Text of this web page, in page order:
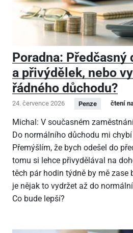
Poradna: Předčasný
a přivýdělek, nebo
řádného důchodu?
24. července 2026 Penze čtení
Michal: V současném
Do normálního důchodu mi chybí
Přemýšlím, že bych odešel do
tomu si lehce přivydělával na
těch pár hodin týdně by mě zase
je nějak to vydržet až do
Co bude lepší?